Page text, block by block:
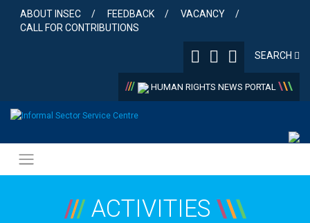
content
ABOUT INSEC FEEDBACK
VACANCY
CALL FOR CONTRIBUTIONS
SEARCH
/// HUMAN RIGHTS NEWS PORTAL \\\
/// ACTIVITIES \\\